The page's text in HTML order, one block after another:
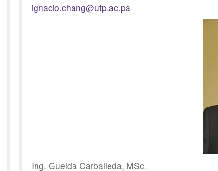
ignacio.chang@utp.ac.pa
Ing. Guelda Carballeda, MSc.